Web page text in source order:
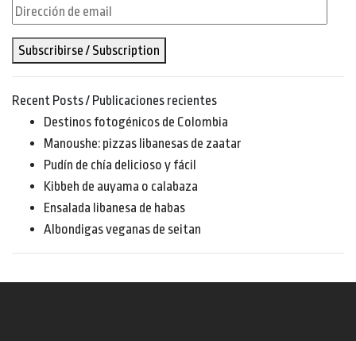
Dirección
email
Subscribirse / Subscription
Recent Posts / Publicaciones recientes
Destinos fotogénicos de Colombia
Manoushe: pizzas libanesas de zaatar
Pudín de chía delicioso y fácil
Kibbeh de auyama o calabaza
Ensalada libanesa de habas
Albondigas veganas de seitan